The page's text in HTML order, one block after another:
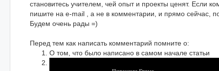
становитесь учителем, чей опыт и проекты ценят. Если
пишите на e-mail , а не в комментарии, и прямо сейчас,
Будем очень рады =)
Перед тем как написать комментарий помните о:
О том, что было написано в самом начале статьи